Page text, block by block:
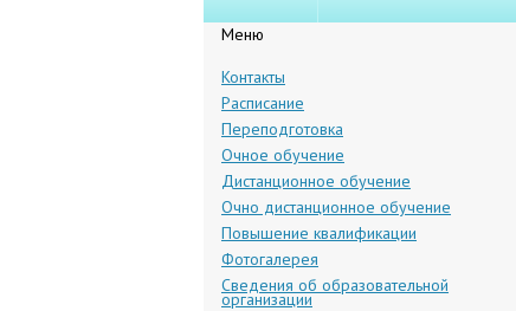
Меню
Контакты
Расписание
Переподготовка
Очное обучение
Дистанционное обучение
Очно дистанционное обучение
Повышение квалификации
Фотогалерея
Сведения об образова­тельной
организации